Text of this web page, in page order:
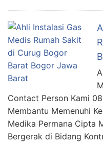
Contact Person Kami
Membantu Memenuhi
Medika Permana Cipta
Bergerak di Bidang